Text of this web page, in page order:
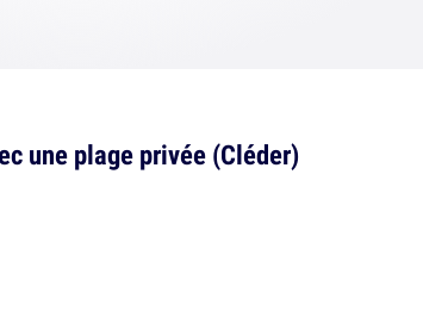
une plage privée (Cléder)